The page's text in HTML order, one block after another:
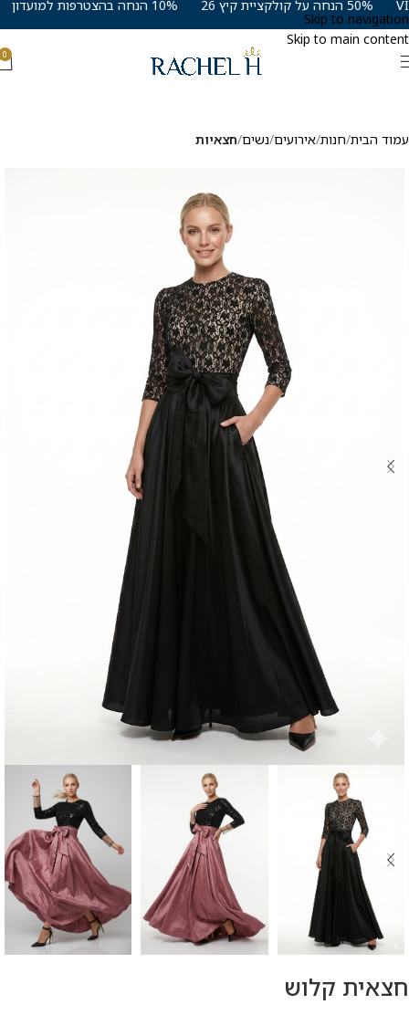
Skip to navigation
Skip to main content
0
עמוד הבית חנות אירועים נשים חצאיות
חצאית קלוש
10% הנחה בהצטרפות למועדון VIP 50% הנחה על קולקציית קיץ 26